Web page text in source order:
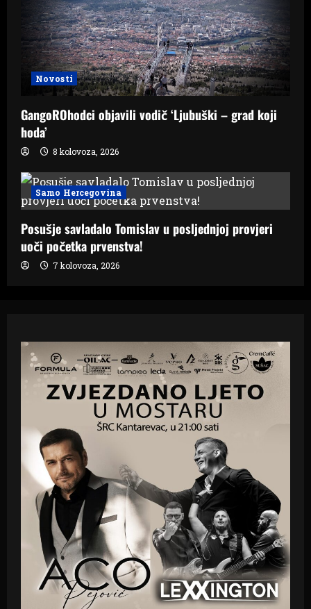
Novosti
GangoROhodci objavili vodič ‘Ljubuški – grad koji
hoda’
8 kolovoza, 2026
Samo Hercegovina
Posušje savladalo Tomislav u posljednjoj provjeri
uoči početka prvenstva!
7 kolovoza, 2026